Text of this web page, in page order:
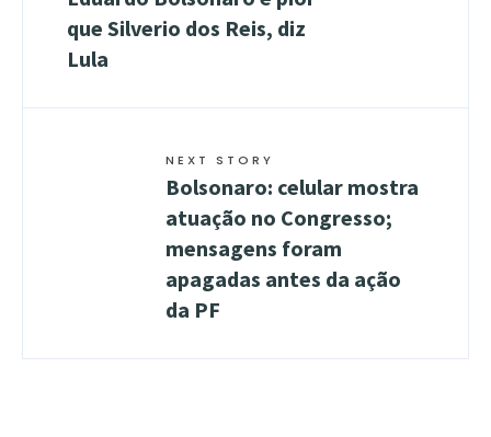
que Silverio dos Reis, diz
Lula
NEXT STORY
Bolsonaro: celular mostra
atuação no Congresso;
mensagens foram
apagadas antes da ação
da PF